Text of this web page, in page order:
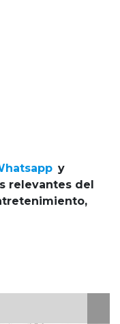
y
relevantes del